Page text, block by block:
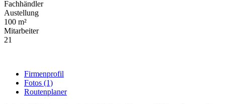
Fachhändler
Austellung
100 m²
Mitarbeiter
21
Firmenprofil
Fotos (1)
Routenplaner